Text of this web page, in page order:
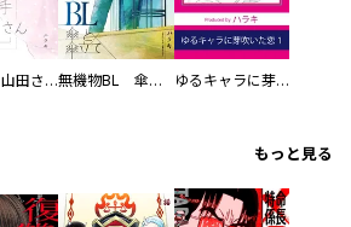
壁の手 山田さん 無機物BL 傘と傘立て ゆるキャラに芽吹いた恋
もっと見る